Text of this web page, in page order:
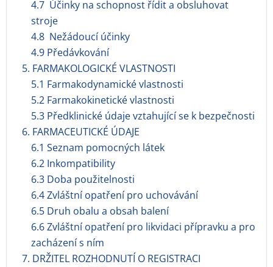
4.7 Účinky na schopnost řídit a obsluhovat
stroje
4.8 Nežádoucí účinky
4.9 Předávkování
5. FARMAKOLOGICKÉ VLASTNOSTI
5.1 Farmakodynamické vlastnosti
5.2 Farmakokinetické vlastnosti
5.3 Předklinické údaje vztahující se k bezpečnosti
6. FARMACEUTICKÉ ÚDAJE
6.1 Seznam pomocných látek
6.2 Inkompatibility
6.3 Doba použitelnosti
6.4 Zvláštní opatření pro uchovávání
6.5 Druh obalu a obsah balení
6.6 Zvláštní opatření pro likvidaci přípravku a pro
zacházení s ním
7. DRŽITEL ROZHODNUTÍ O REGISTRACI